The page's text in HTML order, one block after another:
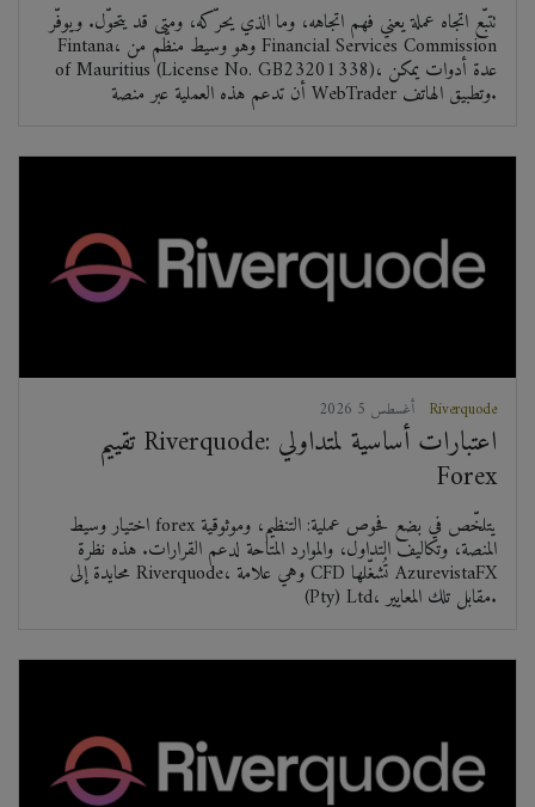
تتبّع اتجاه عملة يعني فهم اتجاهه، وما الذي يحرّكه، ومتى قد يتحوّل. ويوفّر
Fintana، وهو وسيط منظّم من Financial Services Commission
of Mauritius (License No. GB23201338)، عدة أدوات يمكن
أن تدعم هذه العملية عبر منصة WebTrader وتطبيق الهاتف.
Riverquode
تقييم Riverquode: اعتبارات أساسية لمتداولي
Forex
اختيار وسيط forex يتلخّص في بضع فحوص عملية: التنظيم، وموثوقية
المنصة، وتكاليف التداول، والموارد المتاحة لدعم القرارات. هذه نظرة
محايدة إلى Riverquode، وهي علامة CFD تُشغّلها AzurevistaFX
(Pty) Ltd، مقابل تلك المعايير.